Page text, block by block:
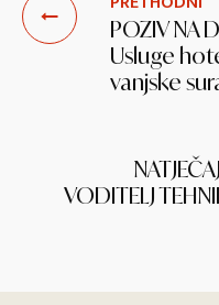
POZIV NA
Usluge
vanjske
VODITELJ